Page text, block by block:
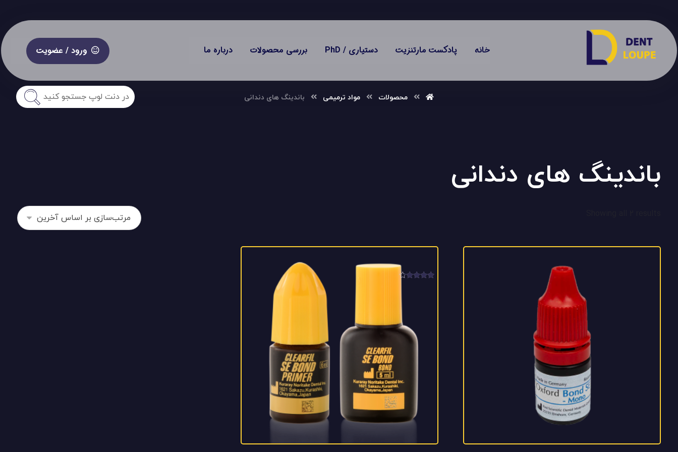
خانه پادکست مارتنزیت دستیاری / PhD بررسی محصولات درباره ما ورود / عضویت
محصولات مواد ترمیمی باندینگ های دندانی
باندینگ های دندانی